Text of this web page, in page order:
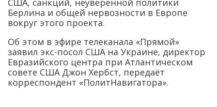
США, санкций, неуверенной политики
Берлина и общей нервозности в Европе
вокруг этого проекта.
Об этом в эфире телеканала «Прямой»
заявил экс-посол США на Украине, директор
Евразийского центра при Атлантическом
совете США Джон Хербст, передаёт
корреспондент «ПолитНавигатора».